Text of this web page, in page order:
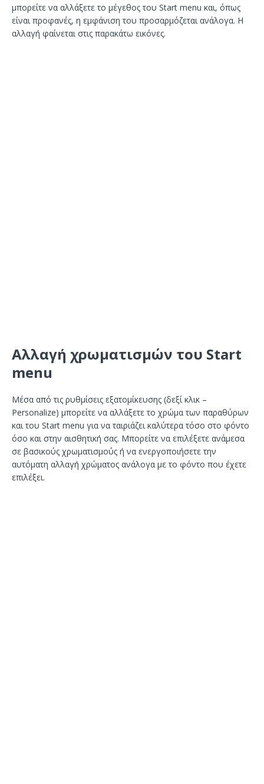
μπορείτε να αλλάξετε το μέγεθος του Start menu και, όπως
είναι προφανές, η εμφάνιση του προσαρμόζεται ανάλογα. Η
αλλαγή φαίνεται στις παρακάτω εικόνες.
Αλλαγή χρωματισμών του Start
menu
Μέσα από τις ρυθμίσεις εξατομίκευσης (δεξί κλικ –
Personalize) μπορείτε να αλλάξετε το χρώμα των παραθύρων
και του Start menu για να ταιριάζει καλύτερα τόσο στο φόντο
όσο και στην αισθητική σας. Μπορείτε να επιλέξετε ανάμεσα
σε βασικούς χρωματισμούς ή να ενεργοποιήσετε την
αυτόματη αλλαγή χρώματος ανάλογα με το φόντο που έχετε
επιλέξει.